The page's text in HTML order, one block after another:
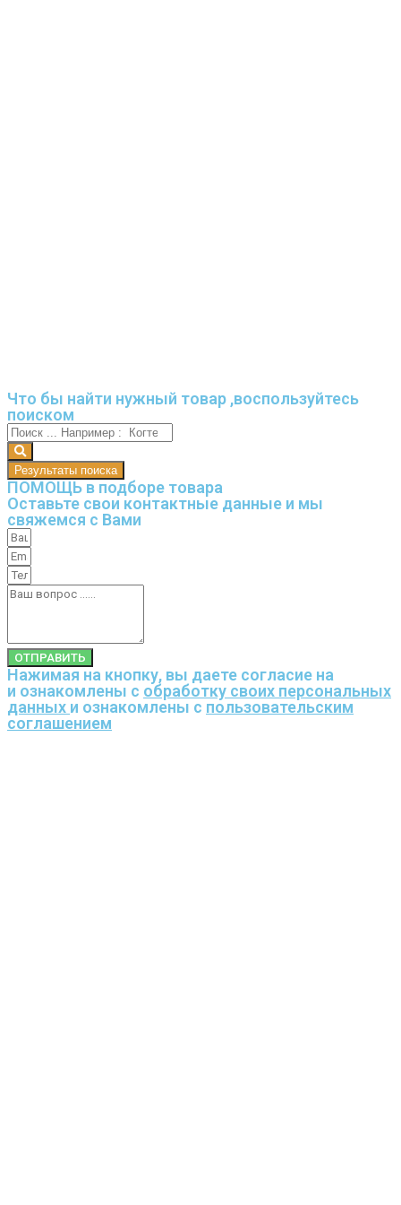
Что бы найти нужный товар ,воспользуйтесь
поиском
Результаты поиска
ПОМОЩЬ в подборе товара
Оставьте свои контактные данные и мы
свяжемся с Вами
ОТПРАВИТЬ
Нажимая на кнопку, вы даете согласие на
и ознакомлены с обработку своих персональных
данных и ознакомлены с пользовательским
соглашением